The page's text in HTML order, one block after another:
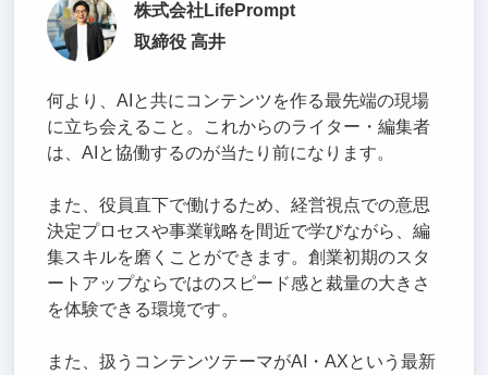
株式会社LifePrompt
取締役 高井
何より、AIと共にコンテンツを作る最先端の現場
に立ち会えること。これからのライター・編集者
は、AIと協働するのが当たり前になります。
また、役員直下で働けるため、経営視点での意思
決定プロセスや事業戦略を間近で学びながら、編
集スキルを磨くことができます。創業初期のスタ
ートアップならではのスピード感と裁量の大きさ
を体験できる環境です。
また、扱うコンテンツテーマがAI・AXという最新